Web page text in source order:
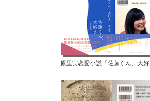
原里実恋愛小説『佐藤くん、大好